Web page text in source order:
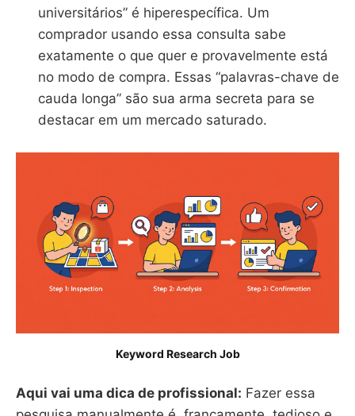
universitários” é hiperespecífica. Um
comprador usando essa consulta sabe
exatamente o que quer e provavelmente está
no modo de compra. Essas “palavras-chave de
cauda longa” são sua arma secreta para se
destacar em um mercado saturado.
Keyword Research Job
Aqui vai uma dica de profissional: Fazer essa